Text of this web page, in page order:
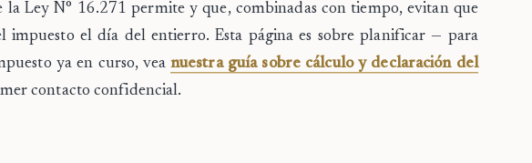
la Ley N° 16.271 permite y que, combinadas con tiempo, evitan que
impuesto el día del entierro. Esta página es sobre planificar — para
ya en curso, vea nuestra guía sobre cálculo y declaración del
contacto confidencial.